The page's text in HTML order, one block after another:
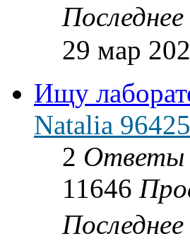
29 мар
Ищу
Natalia 96425
2 Ответы
11646